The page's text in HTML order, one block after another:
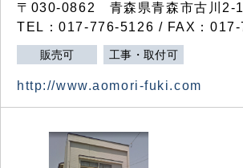
〒030-0862 青森県青森市古川2-
TEL：017-776-5126 / FAX：
販売可 工事・取付可
http://www.aomori-fuki.com